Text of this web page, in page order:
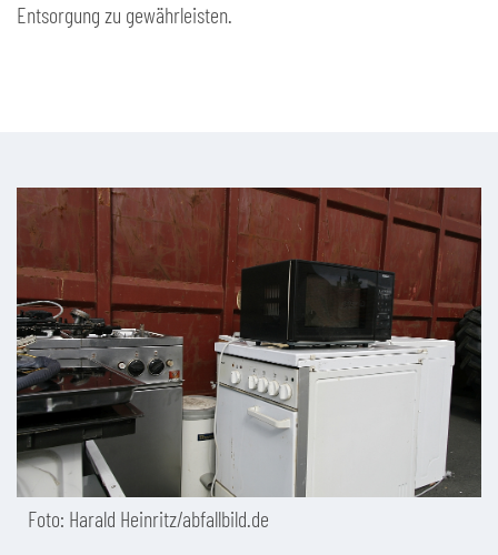
Entsorgung zu gewährleisten.
Foto: Harald Heinritz/abfallbild.de